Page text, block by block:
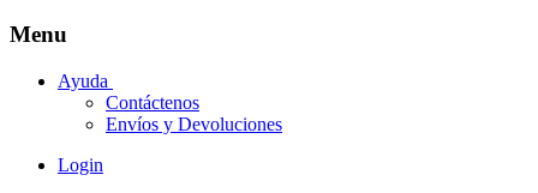
Menu
Ayuda
Contáctenos
Envíos y Devoluciones
Login